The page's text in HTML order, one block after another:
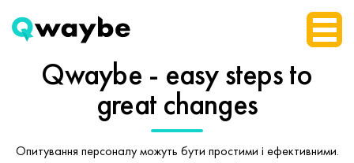
Qwaybe - easy stepsto
great changes
Опитування персоналу можуть бути простими і ефективними.